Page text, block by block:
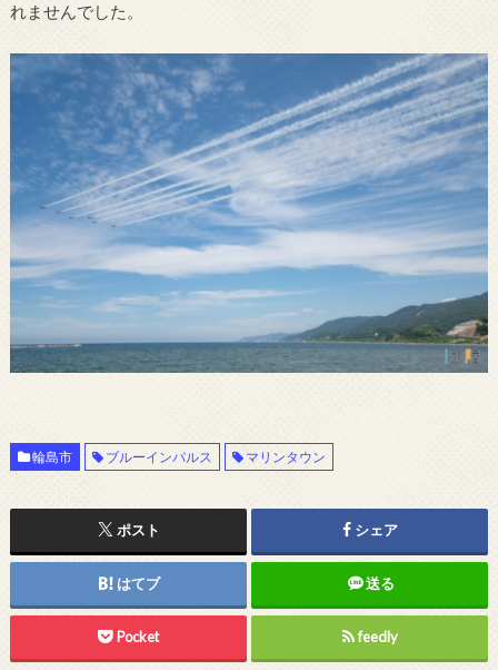
れませんでした。
輪島市 ブルーインパルス マリンタウン
ポスト シェア
はてブ 送る
Pocket feedly